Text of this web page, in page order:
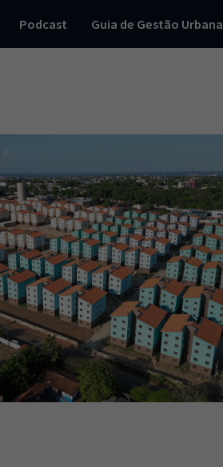
Podcast Guia de Gestão Urbana